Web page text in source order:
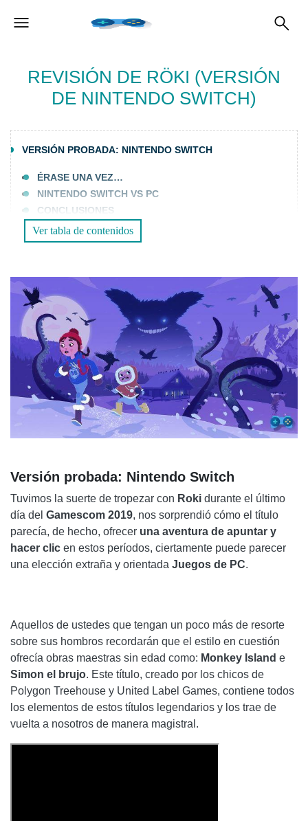
REVISIÓN DE RÖKI (VERSIÓN
DE NINTENDO SWITCH)
VERSIÓN PROBADA: NINTENDO SWITCH
ÉRASE UNA VEZ…
NINTENDO SWITCH VS PC
CONCLUSIONES
Ver tabla de contenidos
Versión probada: Nintendo Switch
Tuvimos la suerte de tropezar con Roki durante el último
día del Gamescom 2019, nos sorprendió cómo el título
parecía, de hecho, ofrecer una aventura de apuntar y
hacer clic en estos períodos, ciertamente puede parecer
una elección extraña y orientada Juegos de PC.
Aquellos de ustedes que tengan un poco más de resorte
sobre sus hombros recordarán que el estilo en cuestión
ofrecía obras maestras sin edad como: Monkey Island e
Simon el brujo. Este título, creado por los chicos de
Polygon Treehouse y United Label Games, contiene todos
los elementos de estos títulos legendarios y los trae de
vuelta a nosotros de manera magistral.